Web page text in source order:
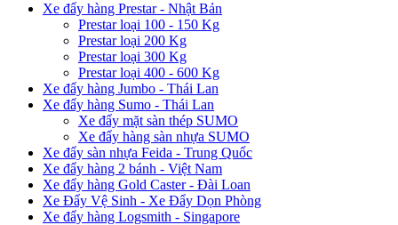
Xe đẩy hàng Prestar - Nhật Bản
Prestar loại 100 - 150 Kg
Prestar loại 200 Kg
Prestar loại 300 Kg
Prestar loại 400 - 600 Kg
Xe đẩy hàng Jumbo - Thái Lan
Xe đẩy hàng Sumo - Thái Lan
Xe đẩy mặt sàn thép SUMO
Xe đẩy hàng sàn nhựa SUMO
Xe đẩy sàn nhựa Feida - Trung Quốc
Xe đẩy hàng 2 bánh - Việt Nam
Xe đẩy hàng Gold Caster - Đài Loan
Xe Đẩy Vệ Sinh - Xe Đẩy Dọn Phòng
Xe đẩy hàng Logsmith - Singapore